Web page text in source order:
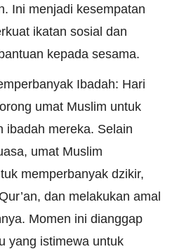
Ini menjadi kesempatan
ikatan sosial dan
kepada sesama.
Ibadah: Hari
umat Muslim untuk
ibadah mereka. Selain
umat Muslim
memperbanyak dzikir,
dan melakukan amal
Momen ini dianggap
yang istimewa untuk